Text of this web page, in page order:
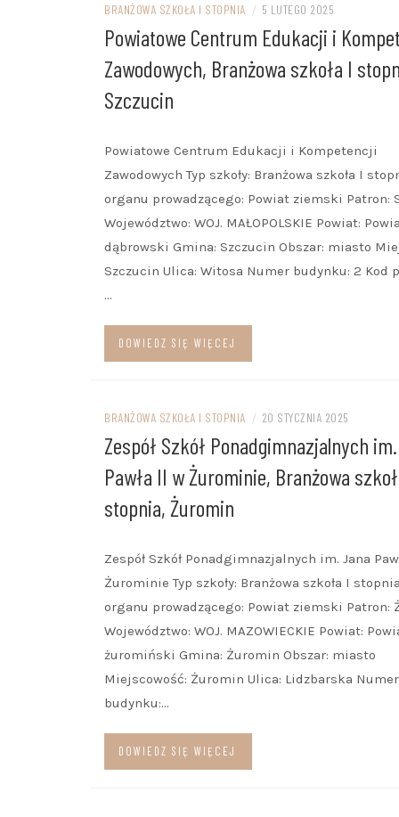
BRANŻOWA SZKOŁA I STOPNIA / 5 LUTEGO 2025
Powiatowe Centrum Edukacji i
Zawodowych, Branżowa szkoła I
Szczucin
Powiatowe Centrum Edukacji i Kompetencji
Zawodowych Typ szkoły: Branżowa szkoła I
organu prowadzącego: Powiat ziemski Patron:
Województwo: WOJ. MAŁOPOLSKIE Powiat:
dąbrowski Gmina: Szczucin Obszar: miasto
Szczucin Ulica: Witosa Numer budynku: 2 Kod
…
DOWIEDZ SIĘ WIĘCEJ
BRANŻOWA SZKOŁA I STOPNIA / 20 STYCZNIA 2025
Zespół Szkół Ponadgimnazjalnych
Pawła II w Żurominie, Branżowa
stopnia, Żuromin
Zespół Szkół Ponadgimnazjalnych im. Jana
Żurominie Typ szkoły: Branżowa szkoła I
organu prowadzącego: Powiat ziemski Patron:
Województwo: WOJ. MAZOWIECKIE Powiat:
żuromiński Gmina: Żuromin Obszar: miasto
Miejscowość: Żuromin Ulica: Lidzbarska Numer
budynku:…
DOWIEDZ SIĘ WIĘCEJ